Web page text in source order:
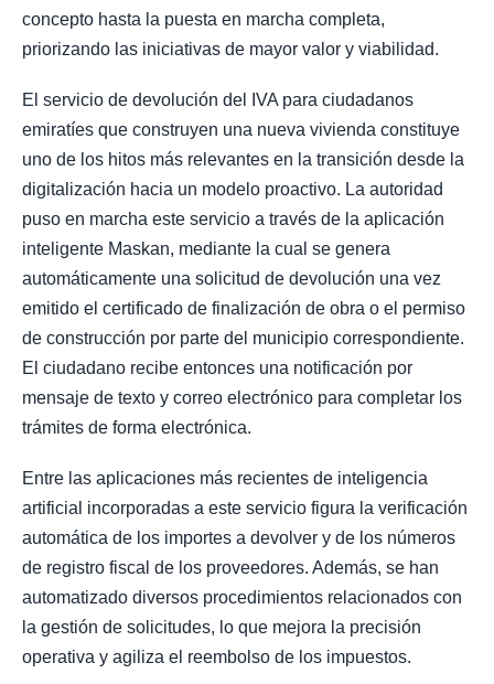
concepto hasta la puesta en marcha completa,
priorizando las iniciativas de mayor valor y viabilidad.
El servicio de devolución del IVA para ciudadanos
emiratíes que construyen una nueva vivienda constituye
uno de los hitos más relevantes en la transición desde la
digitalización hacia un modelo proactivo. La autoridad
puso en marcha este servicio a través de la aplicación
inteligente Maskan, mediante la cual se genera
automáticamente una solicitud de devolución una vez
emitido el certificado de finalización de obra o el permiso
de construcción por parte del municipio correspondiente.
El ciudadano recibe entonces una notificación por
mensaje de texto y correo electrónico para completar los
trámites de forma electrónica.
Entre las aplicaciones más recientes de inteligencia
artificial incorporadas a este servicio figura la verificación
automática de los importes a devolver y de los números
de registro fiscal de los proveedores. Además, se han
automatizado diversos procedimientos relacionados con
la gestión de solicitudes, lo que mejora la precisión
operativa y agiliza el reembolso de los impuestos.